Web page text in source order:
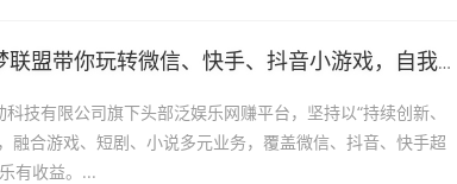
你玩转微信、快手、抖音小游戏，自我推广轻松赚取日收入
技有限公司旗下头部泛娱乐网赚平台，坚持以“持续创新、
融合游戏、短剧、小说多元业务，覆盖微信、抖音、快手超
有收益。...